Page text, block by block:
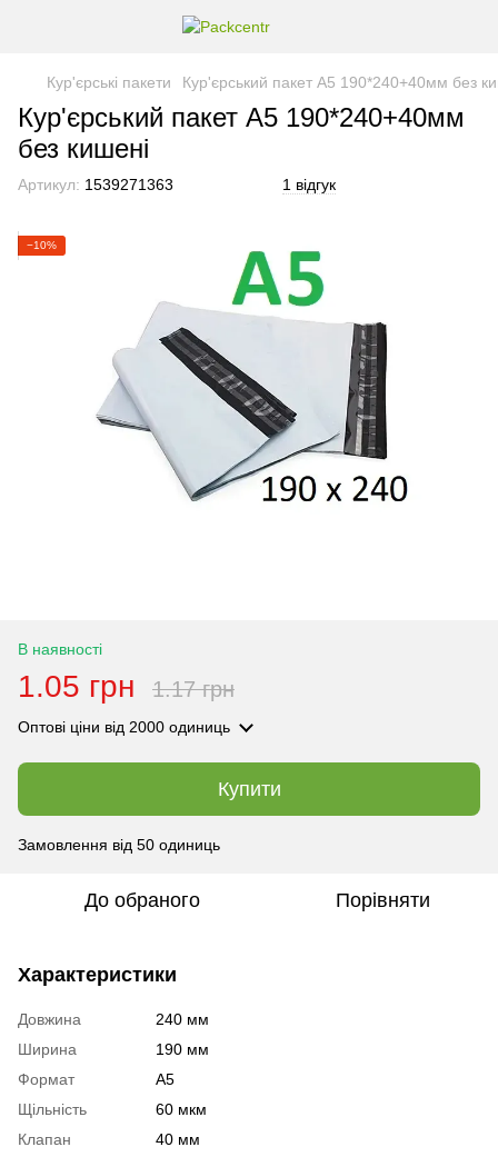
Кур'єрські пакети Кур'єрський пакет А5 190*240+40мм без
Кур'єрський пакет А5 190*240+40мм
без кишені
Артикул: 1539271363 1 відгук
−10%
В наявності
1.05 грн 1.17 грн
Оптові ціни від 2000 одиниць
Купити
Замовлення від 50 одиниць
До обраного Порівняти
Характеристики
Довжина
240 мм
Ширина
190 мм
Формат
А5
Щільність
60 мкм
Клапан
40 мм